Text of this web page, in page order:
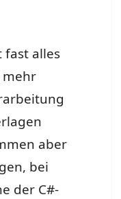
fast alles
mehr
aber
bei
der C#-